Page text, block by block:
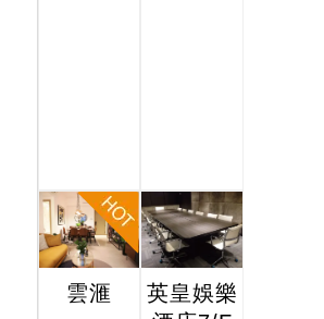
雲滙
英皇娛樂